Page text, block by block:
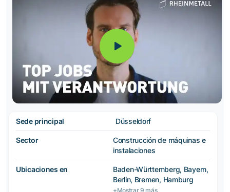
Sede principal Düsseldorf
Sector
Construcción de máquinas e
instalaciones
Ubicaciones en
Baden-Württemberg, Bayern,
Berlin, Bremen, Hamburg
+Mostrar 9 más